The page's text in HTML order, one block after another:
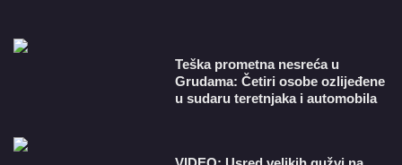
Teška prometna nesreća u
Grudama: Četiri osobe ozlijeđene
u sudaru teretnjaka i automobila